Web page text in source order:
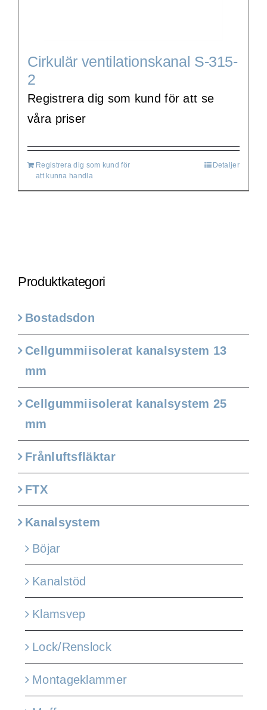
Cirkulär ventilationskanal S-315-
2
Registrera dig som kund för att se
våra priser
Registrera dig som kund för
att kunna handla
Detaljer
Produktkategori
Bostadsdon
Cellgummiisolerat kanalsystem 13
mm
Cellgummiisolerat kanalsystem 25
mm
Frånluftsfläktar
FTX
Kanalsystem
Böjar
Kanalstöd
Klamsvep
Lock/Renslock
Montageklammer